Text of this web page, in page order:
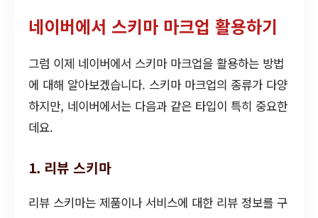
네이버에서 스키마 마크업 활용하기
그럼 이제 네이버에서 스키마 마크업을 활용하는 방법
에 대해 알아보겠습니다. 스키마 마크업의 종류가 다양
하지만, 네이버에서는 다음과 같은 타입이 특히 중요한
데요.
1. 리뷰 스키마
리뷰 스키마는 제품이나 서비스에 대한 리뷰 정보를 구